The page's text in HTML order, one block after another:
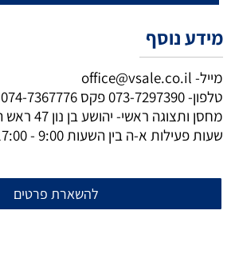
מידע נוסף
מייל- office@vsale.co.il
טלפון-073-7297390פקס 074-7367776
מחסן ותצוגה ראשי- יהושע בן נון 47 ראש העין
שעות פעילות א-ה בין השעות 9:00 - 17:00
להשארת פרטים